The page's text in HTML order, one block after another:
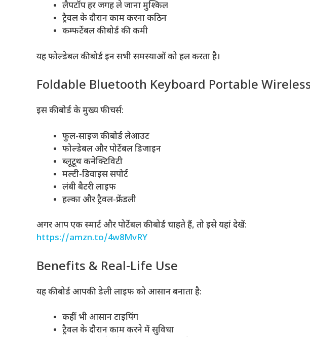
लैपटॉप हर जगह ले जाना मुश्किल
ट्रैवल के दौरान काम करना कठिन
कम्फर्टेबल कीबोर्ड की कमी
यह फोल्डेबल कीबोर्ड इन सभी समस्याओं को हल करता है।
Foldable Bluetooth Keyboard Portable Wireless
इस कीबोर्ड के मुख्य फीचर्स:
फुल-साइज कीबोर्ड लेआउट
फोल्डेबल और पोर्टेबल डिजाइन
ब्लूटूथ कनेक्टिविटी
मल्टी-डिवाइस सपोर्ट
लंबी बैटरी लाइफ
हल्का और ट्रैवल-फ्रेंडली
अगर आप एक स्मार्ट और पोर्टेबल कीबोर्ड चाहते हैं, तो इसे यहां देखें:
https://amzn.to/4w8MvRY
Benefits & Real-Life Use
यह कीबोर्ड आपकी डेली लाइफ को आसान बनाता है:
कहीं भी आसान टाइपिंग
ट्रैवल के दौरान काम करने में सुविधा